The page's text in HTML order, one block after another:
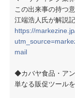
この出来事の持つ
江端浩人氏が解説
https://
mail
◆カバヤ食品・ア
単なる販促ツール